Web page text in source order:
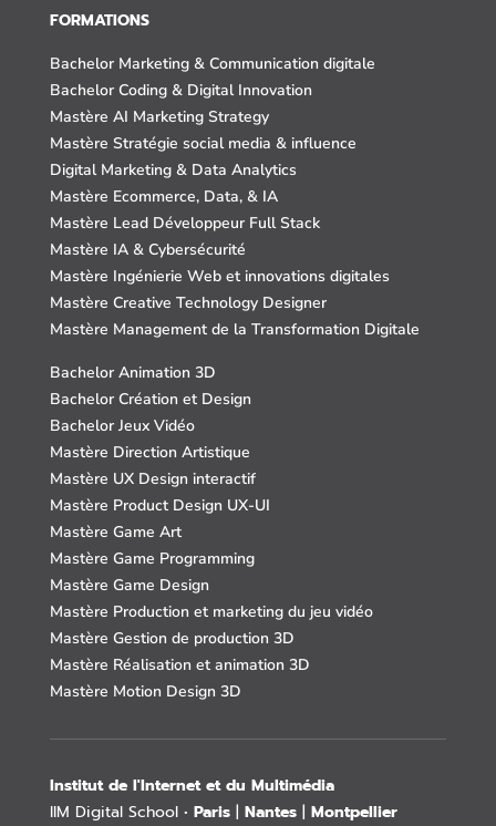
FORMATIONS
Bachelor Marketing & Communication digitale
Bachelor Coding & Digital Innovation
Mastère AI Marketing Strategy
Mastère Stratégie social media & influence
Digital Marketing & Data Analytics
Mastère Ecommerce, Data, & IA
Mastère Lead Développeur Full Stack
Mastère IA & Cybersécurité
Mastère Ingénierie Web et innovations digitales
Mastère Creative Technology Designer
Mastère Management de la Transformation Digitale
Bachelor Animation 3D
Bachelor Création et Design
Bachelor Jeux Vidéo
Mastère Direction Artistique
Mastère UX Design interactif
Mastère Product Design UX-UI
Mastère Game Art
Mastère Game Programming
Mastère Game Design
Mastère Production et marketing du jeu vidéo
Mastère Gestion de production 3D
Mastère Réalisation et animation 3D
Mastère Motion Design 3D
Institut de l'Internet et du Multimédia
IIM Digital School • Paris | Nantes | Montpellier